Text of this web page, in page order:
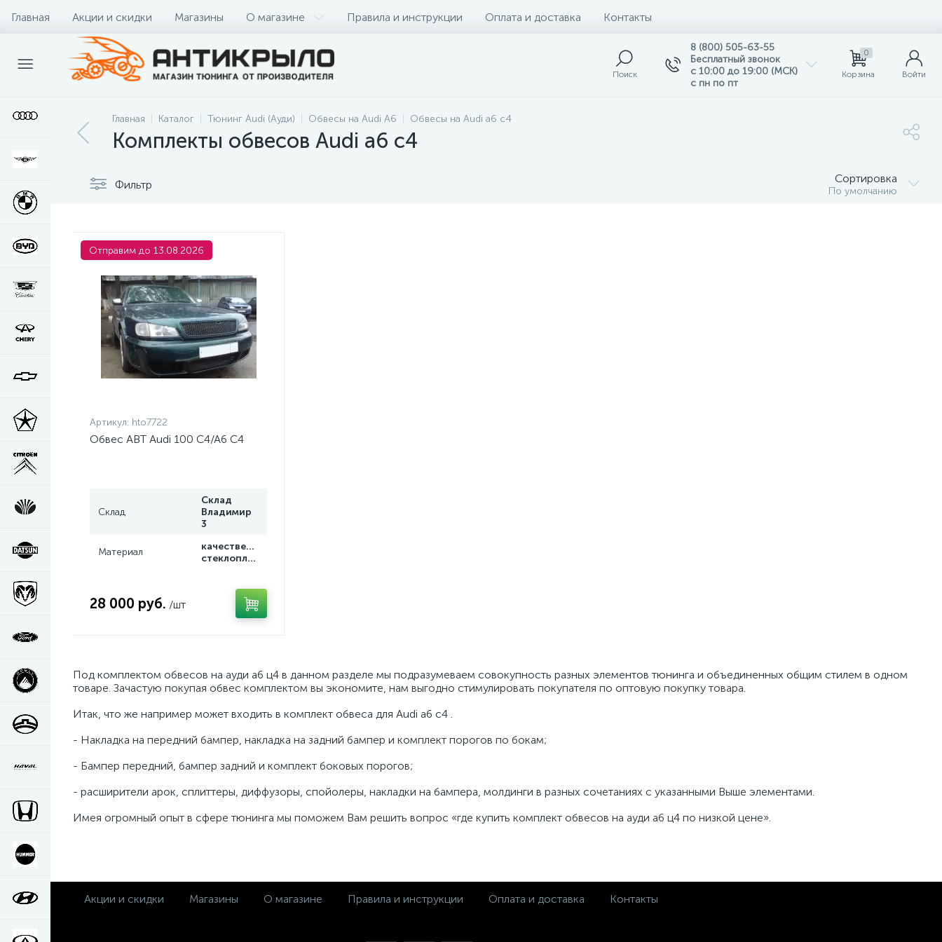
Главная Акции и скидки Магазины О магазине Правила и инструкции Оплата и доставка Контакты
Поиск
8 (800) 505-63-55
Бесплатный звонок
с 10:00 до 19:00 (МСК)
с пн по пт
0
Корзина Войти
Главная Каталог Тюнинг Audi (Ауди) Обвесы на Audi A6 Обвесы на Audi a6 c4
Комплекты обвесов Audi a6 c4
Фильтр Сортировка
По умолчанию
Отправим до 13.08.2026
Артикул: hto7722
Обвес ABT Audi 100 C4/A6 C4
Склад
Склад
Владимир
3
Материал
качественный
стеклопластик
28 000 руб. /шт
Под комплектом обвесов на ауди а6 ц4 в данном разделе мы подразумеваем совокупность разных элементов тюнинга и объединенных общим стилем в одном
товаре. Зачастую покупая обвес комплектом вы экономите, нам выгодно стимулировать покупателя по оптовую покупку товара.
Итак, что же например может входить в комплект обвеса для Audi a6 c4 .
- Накладка на передний бампер, накладка на задний бампер и комплект порогов по бокам;
- Бампер передний, бампер задний и комплект боковых порогов;
- расширители арок, сплиттеры, диффузоры, спойолеры, накладки на бампера, молдинги в разных сочетаниях с указанными Выше элементами.
Имея огромный опыт в сфере тюнинга мы поможем Вам решить вопрос «где купить комплект обвесов на ауди а6 ц4 по низкой цене».
Акции и скидки Магазины О магазине Правила и инструкции Оплата и доставка Контакты